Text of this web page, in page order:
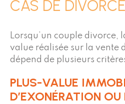
CAS DE DIVORCE
Lorsqu’un couple divorce,
value réalisée sur la vente
dépend de plusieurs
PLUS-VALUE
D’EXONÉRATION